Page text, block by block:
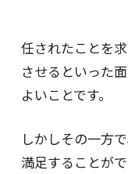
任されたことを
させるといった
よいことです。
しかしその一方
満足することが